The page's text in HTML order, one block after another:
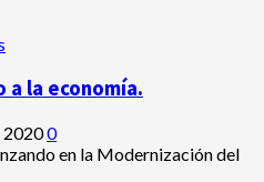
a la economía.
20200